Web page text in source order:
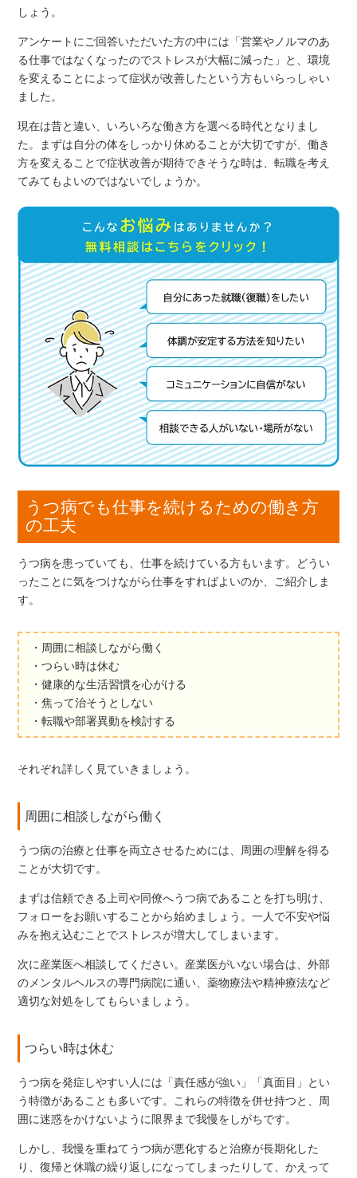
しょう。
アンケートにご回答いただいた方の中には「営業やノルマのあ
る仕事ではなくなったのでストレスが大幅に減った」と、環境
を変えることによって症状が改善したという方もいらっしゃい
ました。
現在は昔と違い、いろいろな働き方を選べる時代となりまし
た。まずは自分の体をしっかり休めることが大切ですが、働き
方を変えることで症状改善が期待できそうな時は、転職を考え
てみてもよいのではないでしょうか。
うつ病でも仕事を続けるための働き方
の工夫
うつ病を患っていても、仕事を続けている方もいます。どうい
ったことに気をつけながら仕事をすればよいのか、ご紹介しま
す。
・周囲に相談しながら働く
・つらい時は休む
・健康的な生活習慣を心がける
・焦って治そうとしない
・転職や部署異動を検討する
それぞれ詳しく見ていきましょう。
周囲に相談しながら働く
うつ病の治療と仕事を両立させるためには、周囲の理解を得る
ことが大切です。
まずは信頼できる上司や同僚へうつ病であることを打ち明け、
フォローをお願いすることから始めましょう。一人で不安や悩
みを抱え込むことでストレスが増大してしまいます。
次に産業医へ相談してください。産業医がいない場合は、外部
のメンタルヘルスの専門病院に通い、薬物療法や精神療法など
適切な対処をしてもらいましょう。
つらい時は休む
うつ病を発症しやすい人には「責任感が強い」「真面目」とい
う特徴があることも多いです。これらの特徴を併せ持つと、周
囲に迷惑をかけないように限界まで我慢をしがちです。
しかし、我慢を重ねてうつ病が悪化すると治療が長期化した
り、復帰と休職の繰り返しになってしまったりして、かえって